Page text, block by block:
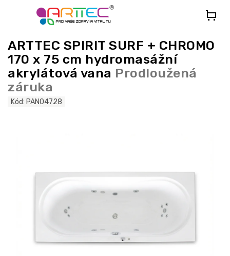
ARTTEC SPIRIT SURF + CHROMO
170 x 75 cm hydromasážní
akrylátová vana Prodloužená
záruka
Kód: PAN04728